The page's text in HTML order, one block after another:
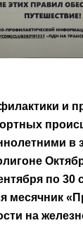
и
в
по 30
месячник
на